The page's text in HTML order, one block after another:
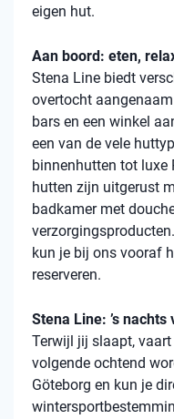
eigen hut.
Aan boord: eten,
Stena Line biedt
overtocht
bars en een winkel
een van de vele
binnenhutten tot luxe
hutten zijn uitgerust
badkamer met
kun je bij ons vooraf
reserveren.
Stena Line: ’s
Terwijl jij slaapt,
volgende ochtend
Göteborg en kun je